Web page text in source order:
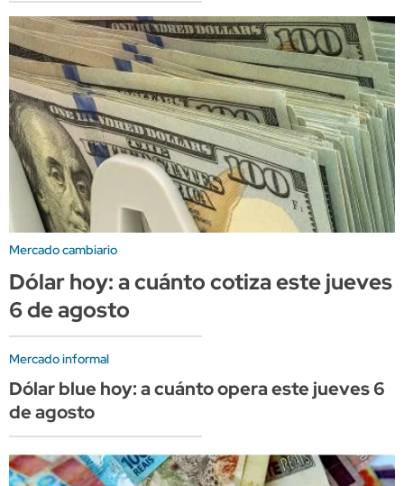
Mercado cambiario
Dólar hoy: a cuánto cotiza este jueves
6 de agosto
Mercado informal
Dólar blue hoy: a cuánto opera este jueves 6
de agosto